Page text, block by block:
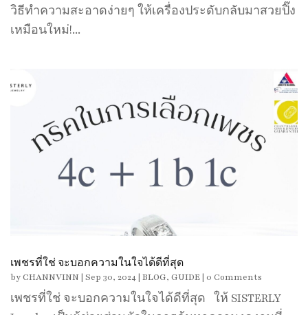
วิธีทำความสะอาดง่ายๆ ให้เครื่องประดับกลับมาสวยปิ๊ง
เหมือนใหม่!...
เพชรที่ใช่ จะบอกความในใจได้ดีที่สุด
byCHANNVINN | Sep 30, 2024 | BLOG, GUIDE | 0 Comments
เพชรที่ใช่ จะบอกความในใจได้ดีที่สุด ให้ SISTERLY